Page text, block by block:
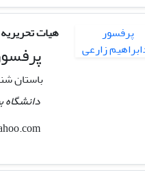
هیات تحریریه
باستان
دانشگاه